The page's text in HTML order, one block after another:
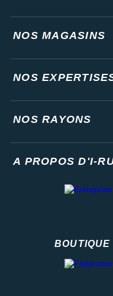
NOS MAGASINS
NOS
NOS RAYONS
A PROPOS D'I-